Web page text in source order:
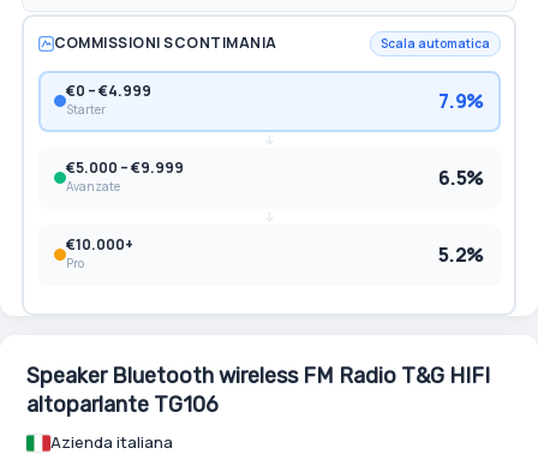
COMMISSIONI SCONTIMANIA Scala automatica
€0 – €4.999
Starter 7.9%
€5.000 – €9.999
Avanzate 6.5%
€10.000+
Pro 5.2%
Speaker Bluetooth wireless FM Radio T&G HIFI
altoparlante TG106
Azienda italiana